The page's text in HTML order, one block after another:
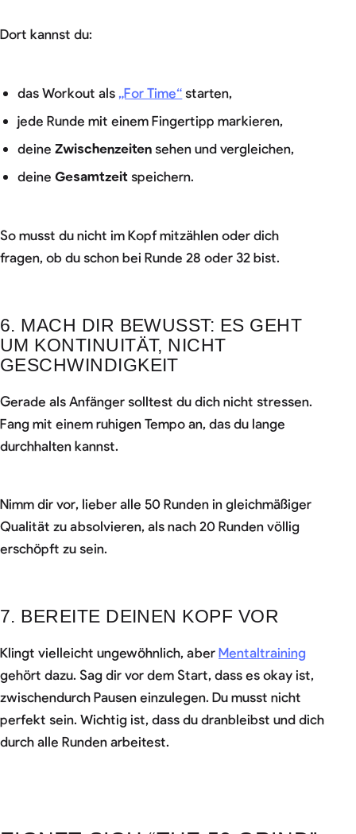
Dort kannst du:
das Workout als „For Time“ starten,
jede Runde mit einem Fingertipp markieren,
deineZwischenzeiten sehen und vergleichen,
deineGesamtzeit speichern.
So musst du nicht im Kopf mitzählen oder dich
fragen, ob du schon bei Runde 28 oder 32 bist.
6. MACH DIR BEWUSST: ES GEHT
UM KONTINUITÄT, NICHT
GESCHWINDIGKEIT
Gerade als Anfänger solltest du dich nicht stressen.
Fang mit einem ruhigen Tempo an, das du lange
durchhalten kannst.
Nimm dir vor, lieber alle 50 Runden in gleichmäßiger
Qualität zu absolvieren, als nach 20 Runden völlig
erschöpft zu sein.
7. BEREITE DEINEN KOPF VOR
Klingt vielleicht ungewöhnlich, aber Mentaltraining
gehört dazu. Sag dir vor dem Start, dass es okay ist,
zwischendurch Pausen einzulegen. Du musst nicht
perfekt sein. Wichtig ist, dass du dranbleibst und dich
durch alle Runden arbeitest.